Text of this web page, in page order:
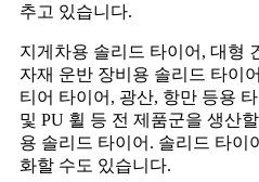
추고 있습니다.
지게차용 솔리드 타이어, 대형
자재 운반 장비용 솔리드 타이
티어 타이어, 광산, 항만 등용
및 PU 휠 등 전 제품군을 생산
용 솔리드 타이어. 솔리드 타이
화할 수도 있습니다.